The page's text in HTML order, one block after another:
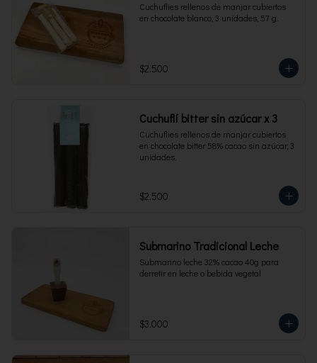
Cuchuflies rellenos de manjar cubiertos
en chocolate blanco, 3 unidades, 57 g.
$2.500
Cuchuflí bitter sin azúcar x 3
Cuchuflies rellenos de manjar cubiertos
en chocolate bitter 58% cacao sin azúcar, 3
unidades.
$2.500
Submarino Tradicional Leche
Submarino leche 32% cacao 40g para
derretir en leche o bebida vegetal
$3.000